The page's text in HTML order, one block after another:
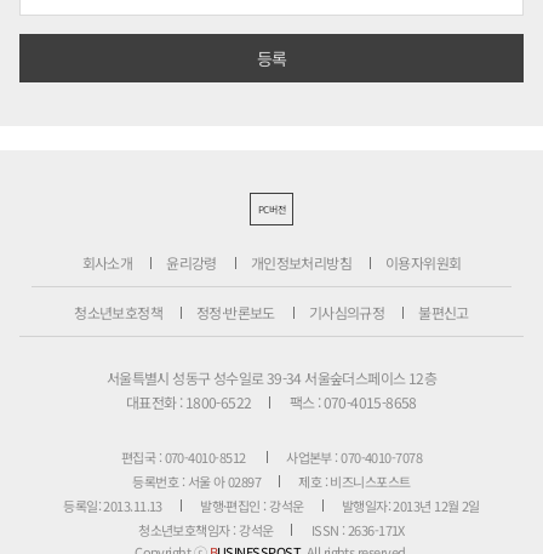
PC버전
회사소개 윤리강령 개인정보처리방침 이용자위원회
청소년보호정책 정정·반론보도 기사심의규정 불편신고
서울특별시 성동구 성수일로 39-34 서울숲더스페이스 12층
대표전화 : 1800-6522
팩스 : 070-4015-8658
편집국 : 070-4010-8512
사업본부 : 070-4010-7078
등록번호 : 서울 아 02897
제호 : 비즈니스포스트
등록일: 2013.11.13
발행·편집인 : 강석운
발행일자: 2013년 12월 2일
청소년보호책임자 : 강석운
ISSN : 2636-171X